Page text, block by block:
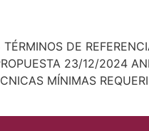
DE
23/12/2024
MÍNIMAS